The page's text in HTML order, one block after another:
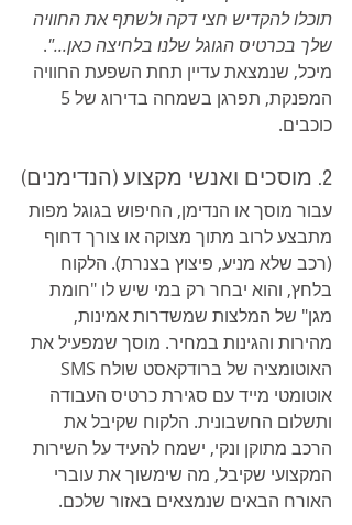
תוכלו להקדיש חצי דקה ולשתף את החוויה
שלך בכרטיס הגוגל שלנו בלחיצה כאן...".
מיכל, שנמצאת עדיין תחת השפעת החוויה
כוכבים.
2. מוסכים ואנשי מקצוע (הנדימנים)
עבור מוסך או הנדימן, החיפוש בגוגל מפות
מתבצע לרוב מתוך מצוקה או צורך דחוף
(רכב שלא מניע, פיצוץ בצנרת). הלקוח
בלחץ, והוא יבחר רק במי שיש לו "חומת
מגן" של המלצות שמשדרות אמינות,
מהירות והגינות במחיר. מוסך שמפעיל את
אוטומטי מייד עם סגירת כרטיס העבודה
ותשלום החשבונית. הלקוח שקיבל את
הרכב מתוקן ונקי, ישמח להעיד על השירות
המקצועי שקיבל, מה שימשוך את עוברי
האורח הבאים שנמצאים באזור שלכם.